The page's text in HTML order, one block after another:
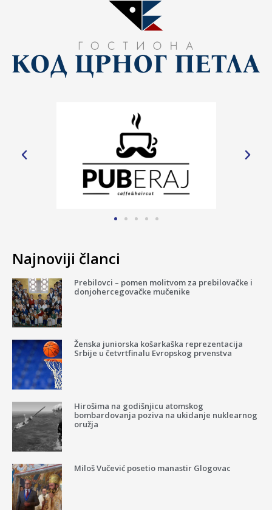
Najnoviji članci
Prebilovci – pomen molitvom za prebilovačke i
donjohercegovačke mučenike
Ženska juniorska košarkaška reprezentacija
Srbije u četvrtfinalu Evropskog prvenstva
Hirošima na godišnjicu atomskog
bombardovanja poziva na ukidanje nuklearnog
oružja
Miloš Vučević posetio manastir Glogovac